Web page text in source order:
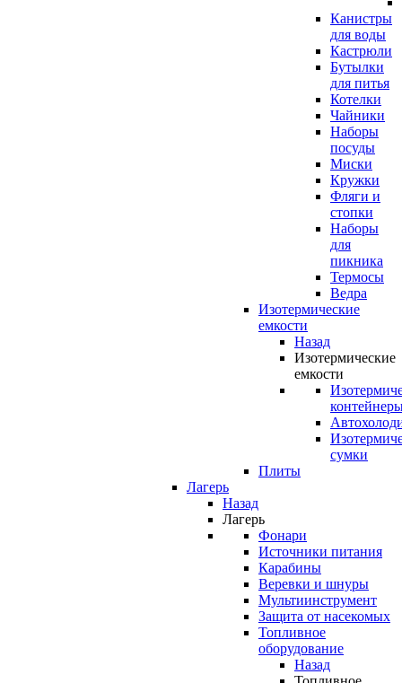
Канистры
для воды
Кастрюли
Бутылки
для питья
Котелки
Чайники
Наборы
посуды
Миски
Кружки
Фляги и
стопки
Наборы
для
пикника
Термосы
Ведра
Изотермические
емкости
Назад
Изотермические
емкости
сумки
Плиты
Лагерь
Назад
Лагерь
Фонари
Источники питания
Карабины
Веревки и шнуры
Мультиинструмент
Защита от насекомых
Топливное
оборудование
Назад